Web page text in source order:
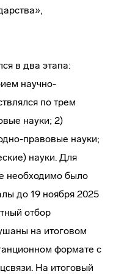
в два этапа:
научно-
по трем
науки; 2)
правовые науки;
науки. Для
необходимо было
до 19 ноября 2025
отбор
на итоговом
формате с
На итоговый